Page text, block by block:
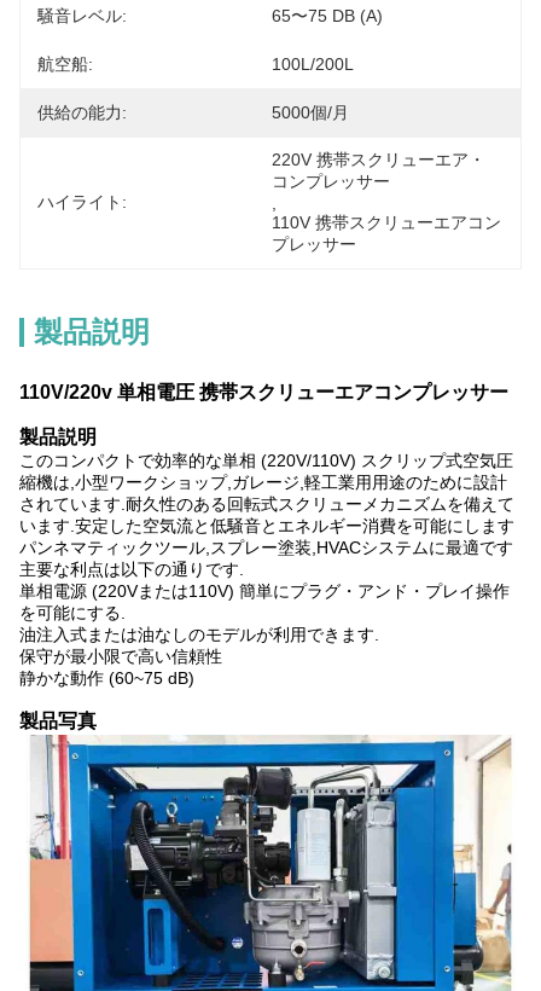
騒音レベル: 65〜75 DB (A)
航空船: 100L/200L
供給の能力: 5000個/月
ハイライト:
220V 携帯スクリューエア・
コンプレッサー
110V 携帯スクリューエアコン
プレッサー
製品説明
110V/220v 単相電圧 携帯スクリューエアコンプレッサー
製品説明
このコンパクトで効率的な単相 (220V/110V) スクリップ式空気圧
縮機は,小型ワークショップ,ガレージ,軽工業用用途のために設計
されています.耐久性のある回転式スクリューメカニズムを備えて
います.安定した空気流と低騒音とエネルギー消費を可能にします
パンネマティックツール,スプレー塗装,HVACシステムに最適です
主要な利点は以下の通りです.
単相電源 (220Vまたは110V) 簡単にプラグ・アンド・プレイ操作
を可能にする.
油注入式または油なしのモデルが利用できます.
保守が最小限で高い信頼性
静かな動作 (60~75 dB)
製品写真